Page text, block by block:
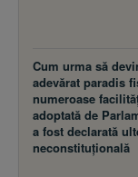
Cum urma să
adevărat paradis
numeroase
adoptată de
a fost declarată
neconstituţională